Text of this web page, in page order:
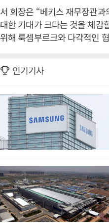
서 회장은 “베키스 재무장관
대한 기대가 크다는 것을 체감
위해 룩셈부르크와 다각적인
인기기사